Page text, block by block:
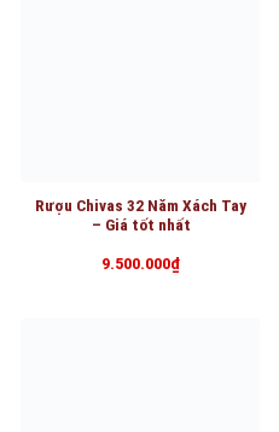
Rượu Chivas 32 Năm Xách Tay
– Giá tốt nhất
9.500.000₫